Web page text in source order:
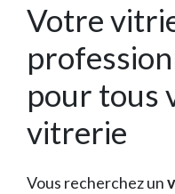
Votre
pour tous
vitrerie
Vous recherchez un